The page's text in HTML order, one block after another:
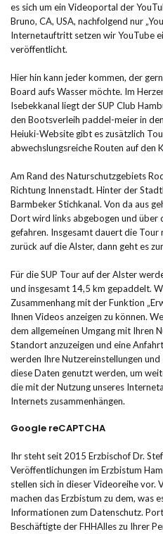
es sich um ein Videoportal der
Bruno, CA, USA, nachfolgend nur
Internetauftritt setzen wir YouTube
veröffentlicht.
Hier hin kann jeder kommen, der
Board aufs Wasser möchte. Im
Isebekkanal liegt der SUP Club
den Bootsverleih paddel-meier in
Heiuki-Website gibt es zusätzlich
abwechslungsreiche Routen auf den
Am Rand des Naturschutzgebiets
Richtung Innenstadt. Hinter der
Barmbeker Stichkanal. Von da aus
Dort wird links abgebogen und über
gefahren. Insgesamt dauert die
zurück auf die Alster, dann geht es
Für die SUP Tour auf der Alster
und insgesamt 14,5 km gepaddelt.
Zusammenhang mit der Funktion
Ihnen Videos anzeigen zu können.
dem allgemeinen Umgang mit Ihren
Standort anzuzeigen und eine
werden Ihre Nutzereinstellungen
diese Daten genutzt werden, um
die mit der Nutzung unseres
Internets zusammenhängen.
Google reCAPTCHA
Ihr steht seit 2015 Erzbischof Dr.
Veröffentlichungen im Erzbistum
stellen sich in dieser Videoreihe vor.
machen das Erzbistum zu dem, was
Informationen zum Datenschutz.
Beschäftigte der FHHAlles zu Ihrer